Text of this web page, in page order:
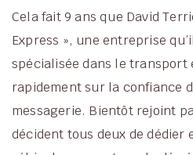
Cela fait 9 ans que David
Express », une entreprise
spécialisée dans le transport
rapidement sur la confiance
messagerie. Bientôt rejoint
décident tous deux de dédier